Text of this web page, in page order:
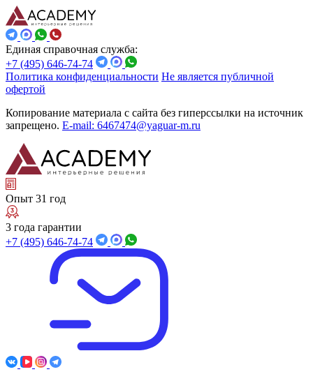
Единая справочная служба:
+7 (495) 646-74-74
Политика конфиденциальности Не является публичной
офертой
Копирование материала с сайта без гиперссылки на источник
запрещено. E-mail: 6467474@yaguar-m.ru
Опыт 31 год
3 года гарантии
+7 (495) 646-74-74